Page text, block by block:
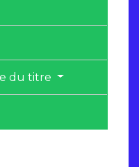
du titre